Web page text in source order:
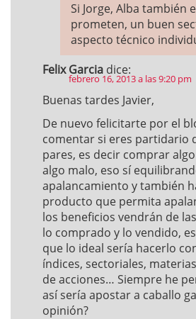
Si Jorge, Alba también
prometen, un buen
aspecto técnico
Felix Garcia dice:
febrero 16, 2013 a las 9:20 pm
Buenas tardes Javier,
De nuevo felicitarte por el
comentar si eres partidario
pares, es decir comprar
algo malo, eso sí
apalancamiento y también
producto que permita
los beneficios vendrán de
lo comprado y lo vendido,
que lo ideal sería hacerlo
índices, sectoriales,
de acciones… Siempre he
así sería apostar a caballo
opinión?